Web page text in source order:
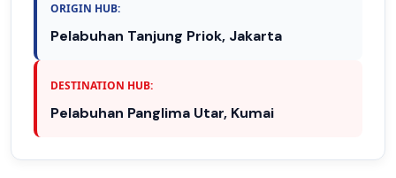
ORIGIN HUB:
Pelabuhan Tanjung Priok, Jakarta
DESTINATION HUB:
Pelabuhan Panglima Utar, Kumai